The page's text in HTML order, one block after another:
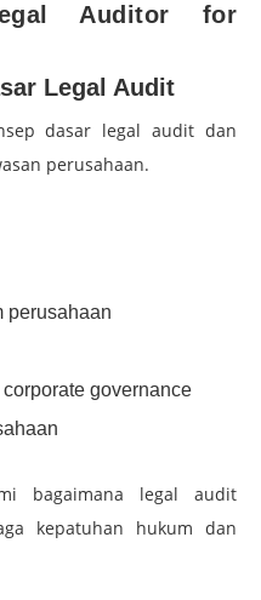
Auditor for
Legal Audit
dasar legal audit dan
perusahaan.
perusahaan
governance
bagaimana legal audit
kepatuhan hukum dan